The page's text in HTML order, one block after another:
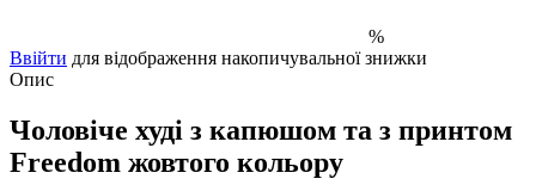
%
Ввійти для відображення накопичувальної знижки
Опис
Чоловіче худі з капюшом та з принтом
Freedom жовтого кольору